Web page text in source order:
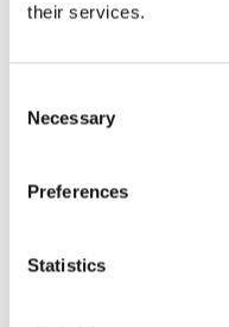
their services.
Selection
Necessary
Preferences
Statistics